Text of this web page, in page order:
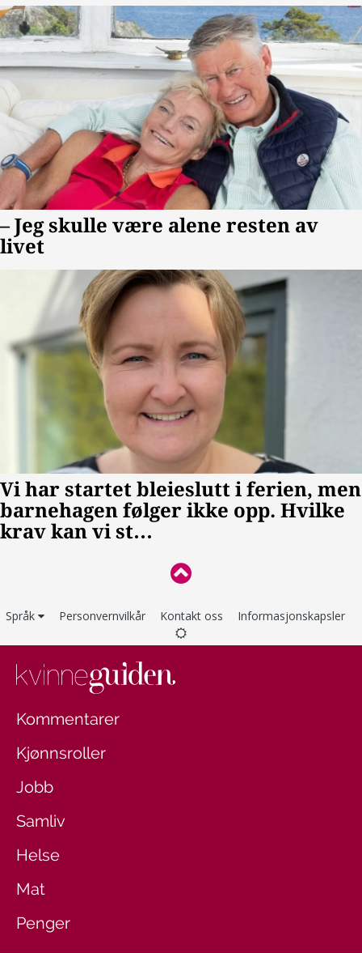
Språk Personvernvilkår Kontakt oss Informasjonskapsler
Kommentarer
Kjønnsroller
Jobb
Samliv
Helse
Mat
Penger